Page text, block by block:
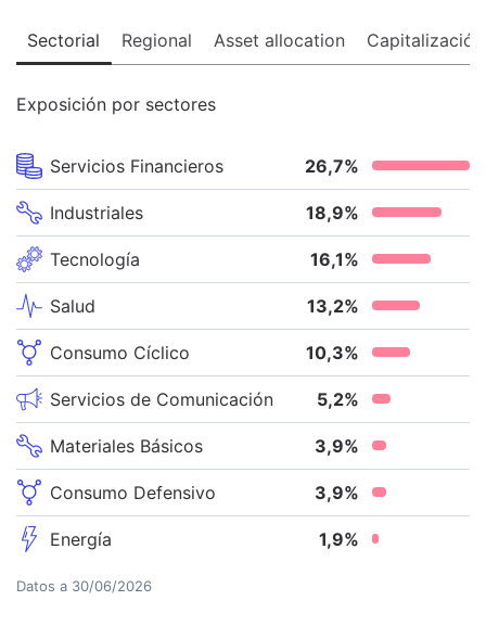
Sectorial Regional Asset allocation Capitalización
Exposición por sectores
Servicios Financieros 26,7%
Industriales 18,9%
Tecnología 16,1%
Salud 13,2%
Consumo Cíclico 10,3%
Servicios de Comunicación 5,2%
Materiales Básicos 3,9%
Consumo Defensivo 3,9%
Energía 1,9%
Datos a 30/06/2026